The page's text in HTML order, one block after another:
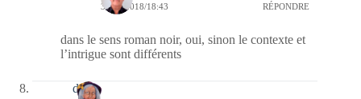
31/01/2018/18:43 RÉPONDRE
dans le sens roman noir, oui, sinon le contexte et
l’intrigue sont différents
dom